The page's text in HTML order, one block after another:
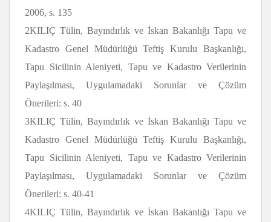
2006, s. 135
2KILIÇ Tülin, Bayındırlık ve İskan Bakanlığı Tapu ve
Kadastro Genel Müdürlüğü Teftiş Kurulu Başkanlığı,
Tapu Sicilinin Aleniyeti, Tapu ve Kadastro Verilerinin
Paylaşılması, Uygulamadaki Sorunlar ve Çözüm
Önerileri: s. 40
3KILIÇ Tülin, Bayındırlık ve İskan Bakanlığı Tapu ve
Kadastro Genel Müdürlüğü Teftiş Kurulu Başkanlığı,
Tapu Sicilinin Aleniyeti, Tapu ve Kadastro Verilerinin
Paylaşılması, Uygulamadaki Sorunlar ve Çözüm
Önerileri: s. 40-41
4KILIÇ Tülin, Bayındırlık ve İskan Bakanlığı Tapu ve